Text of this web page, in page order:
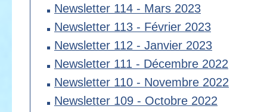
Newsletter 114 - Mars 2023
Newsletter 113 - Février 2023
Newsletter 112 - Janvier 2023
Newsletter 111 - Décembre 2022
Newsletter 110 - Novembre 2022
Newsletter 109 - Octobre 2022